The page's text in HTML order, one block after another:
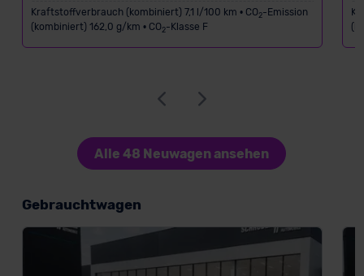
Kraftstoffverbrauch (kombiniert) 7,1 l/100 km • CO 2-Emission
(kombiniert) 162,0 g/km • CO 2-Klasse F
Alle 48 Neuwagen ansehen
Gebrauchtwagen